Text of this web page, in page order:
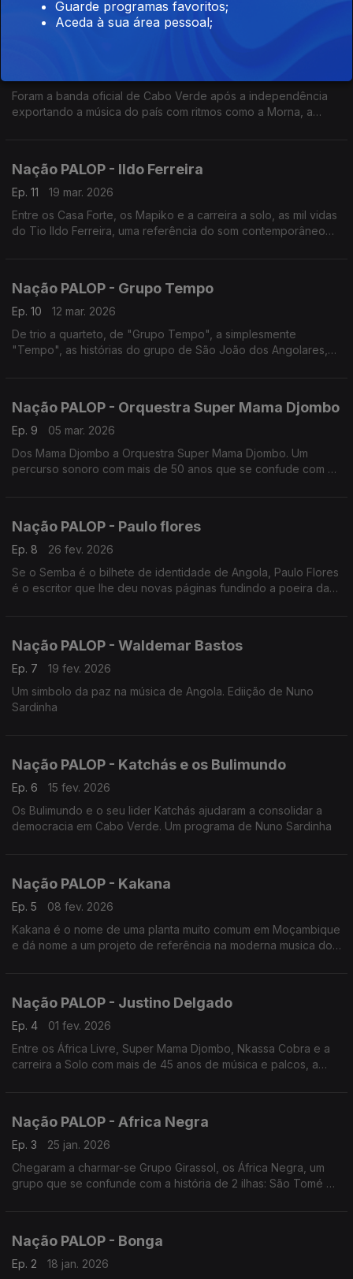
cultural da ilha do Príncipe. Um programa de Nuno Sardinha
Foram a banda oficial de Cabo Verde após a independência
exportando a música do país com ritmos como a Morna, a
Nação PALOP - Ildo Ferreira
Ep. 11
19 mar. 2026
Entre os Casa Forte, os Mapiko e a carreira a solo, as mil vidas
do Tio Ildo Ferreira, uma referência do som contemporâneo
Nação PALOP - Grupo Tempo
Ep. 10
12 mar. 2026
De trio a quarteto, de "Grupo Tempo", a simplesmente
"Tempo", as histórias do grupo de São João dos Angolares,
Nação PALOP - Orquestra Super Mama Djombo
Ep. 9
05 mar. 2026
Dos Mama Djombo a Orquestra Super Mama Djombo. Um
percurso sonoro com mais de 50 anos que se confude com a
Nação PALOP - Paulo flores
Ep. 8
26 fev. 2026
Se o Semba é o bilhete de identidade de Angola, Paulo Flores
é o escritor que lhe deu novas páginas fundindo a poeira das
Nação PALOP - Waldemar Bastos
Ep. 7
19 fev. 2026
Um simbolo da paz na música de Angola. Ediição de Nuno
Sardinha
Nação PALOP - Katchás e os Bulimundo
Ep. 6
15 fev. 2026
Os Bulimundo e o seu lider Katchás ajudaram a consolidar a
democracia em Cabo Verde. Um programa de Nuno Sardinha
Nação PALOP - Kakana
Ep. 5
08 fev. 2026
Kakana é o nome de uma planta muito comum em Moçambique
e dá nome a um projeto de referência na moderna musica do
Nação PALOP - Justino Delgado
Ep. 4
01 fev. 2026
Entre os África Livre, Super Mama Djombo, Nkassa Cobra e a
carreira a Solo com mais de 45 anos de música e palcos, a
Nação PALOP - Africa Negra
Ep. 3
25 jan. 2026
Chegaram a charmar-se Grupo Girassol, os África Negra, um
grupo que se confunde com a história de 2 ilhas: São Tomé e
Nação PALOP - Bonga
Ep. 2
18 jan. 2026
Guarde programas favoritos;
Aceda à sua área pessoal;